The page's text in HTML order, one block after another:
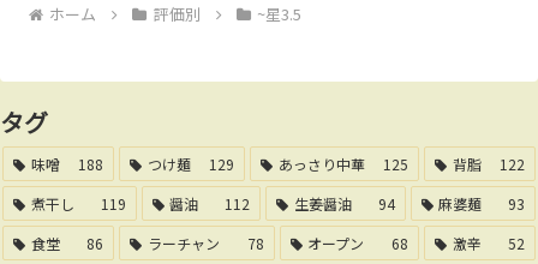
ホーム 評価別 ~星3.5
タグ
味噌 188 つけ麺 129 あっさり中華 125 背脂
122
煮干し
119 醤油 112 生姜醤油 94 麻婆麺
93
食堂
86 ラーチャン 78 オープン 68 激辛
52